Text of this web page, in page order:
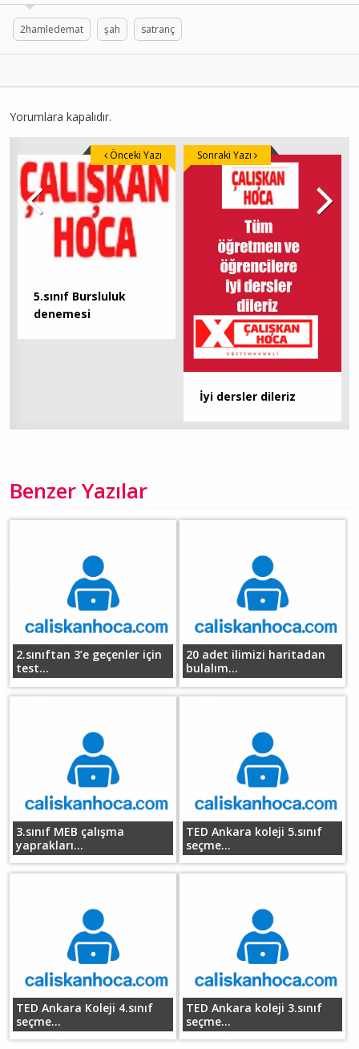
2hamledemat şah satranç
Yorumlara kapalıdır.
5.sınıf Bursluluk
denemesi
Önceki Yazı
İyi dersler dileriz
Sonraki Yazı
Benzer Yazılar
2.sınıftan 3’e geçenler için
test...
20 adet ilimizi haritadan
bulalım...
3.sınıf MEB çalışma
yaprakları...
TED Ankara koleji 5.sınıf
seçme...
TED Ankara Koleji 4.sınıf
seçme...
TED Ankara koleji 3.sınıf
seçme...